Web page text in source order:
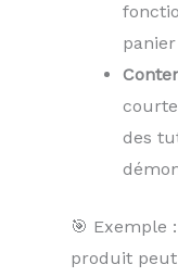
des
🎯 Exemple
produit